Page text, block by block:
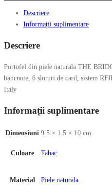
Descriere
Informații suplimentare
Descriere
Portofel din piele naturala THE
bancnote, 6 sloturi de card, sistem
Italy
Informații suplimentare
Dimensiuni 9.5 × 1.5 × 10 cm
Culoare Tabac
Material Piele naturala